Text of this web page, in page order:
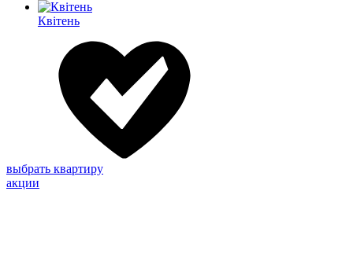
Квітень
выбрать квартиру
акции